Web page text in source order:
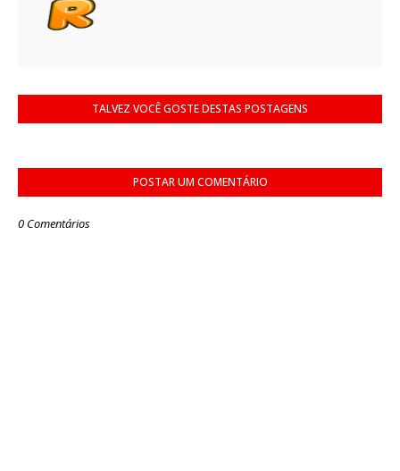
TALVEZ VOCÊ GOSTE DESTAS POSTAGENS
POSTAR UM COMENTÁRIO
0 Comentários